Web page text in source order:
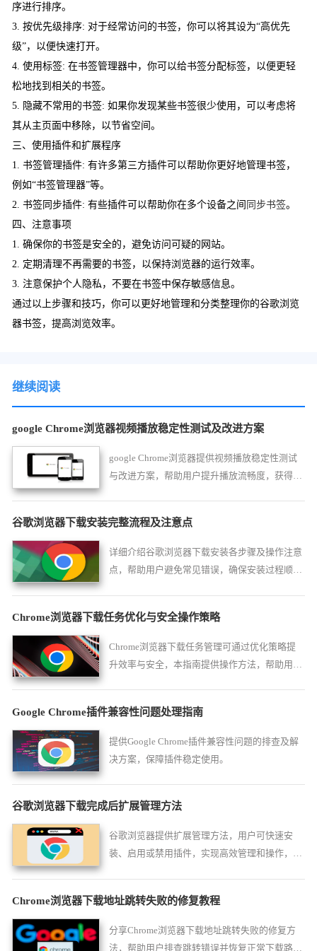
序进行排序。
3. 按优先级排序: 对于经常访问的书签，你可以将其设为“高优先
级”，以便快速打开。
4. 使用标签: 在书签管理器中，你可以给书签分配标签，以便更轻
松地找到相关的书签。
5. 隐藏不常用的书签: 如果你发现某些书签很少使用，可以考虑将
其从主页面中移除，以节省空间。
三、使用插件和扩展程序
1. 书签管理插件: 有许多第三方插件可以帮助你更好地管理书签，
例如“书签管理器”等。
2. 书签同步插件: 有些插件可以帮助你在多个设备之间 同步书签。
四、注意事项
1. 确保你的书签是安全的，避免访问可疑的网站。
2. 定期清理不再需要的书签，以保持浏览器的运行效率。
3. 注意保护个人隐私，不要在书签中保存敏感信息。
通过以上步骤和技巧，你可以更好地管理和分类整理你的谷歌浏览
器书签，提高浏览效率。
继续阅读
google Chrome浏览器视频播放稳定性测试及改进方案
google Chrome浏览器提供视频播放稳定性测试
与改进方案，帮助用户提升播放流畅度，获得更
谷歌浏览器下载安装完整流程及注意点
详细介绍谷歌浏览器下载安装各步骤及操作注意
点，帮助用户避免常见错误，确保安装过程顺畅
Chrome浏览器下载任务优化与安全操作策略
Chrome浏览器下载任务管理可通过优化策略提
升效率与安全，本指南提供操作方法，帮助用户
Google Chrome插件兼容性问题处理指南
提供Google Chrome插件兼容性问题的排查及解
决方案，保障插件稳定使用。
谷歌浏览器下载完成后扩展管理方法
谷歌浏览器提供扩展管理方法，用户可快速安
装、启用或禁用插件，实现高效管理和操作，优
Chrome浏览器下载地址跳转失败的修复教程
分享Chrome浏览器下载地址跳转失败的修复方
法，帮助用户排查跳转错误并恢复正常下载路